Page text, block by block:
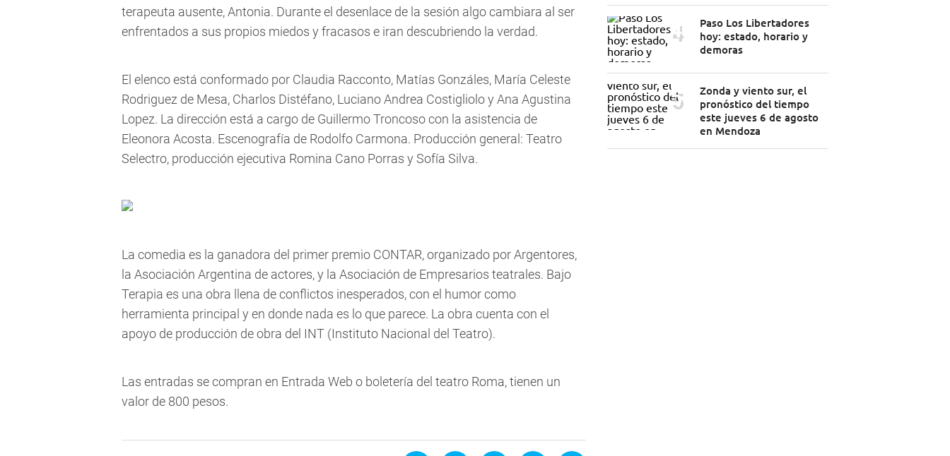
terapeuta ausente, Antonia. Durante el desenlace de la sesión algo cambiara al ser
enfrentados a sus propios miedos y fracasos e iran descubriendo la verdad.
El elenco está conformado por Claudia Racconto, Matías Gonzáles, María Celeste
Rodriguez de Mesa, Charlos Distéfano, Luciano Andrea Costigliolo y Ana Agustina
Lopez. La dirección está a cargo de Guillermo Troncoso con la asistencia de
Eleonora Acosta. Escenografía de Rodolfo Carmona. Producción general: Teatro
Selectro, producción ejecutiva Romina Cano Porras y Sofía Silva.
La comedia es la ganadora del primer premio CONTAR, organizado por Argentores,
la Asociación Argentina de actores, y la Asociación de Empresarios teatrales. Bajo
Terapia es una obra llena de conflictos inesperados, con el humor como
herramienta principal y en donde nada es lo que parece. La obra cuenta con el
apoyo de producción de obra del INT (Instituto Nacional del Teatro).
Las entradas se compran en Entrada Web o boletería del teatro Roma, tienen un
valor de 800 pesos.
Paso Los Libertadores
hoy: estado, horario y
demoras
Zonda y viento sur, el
pronóstico del tiempo
este jueves 6 de agosto
en Mendoza